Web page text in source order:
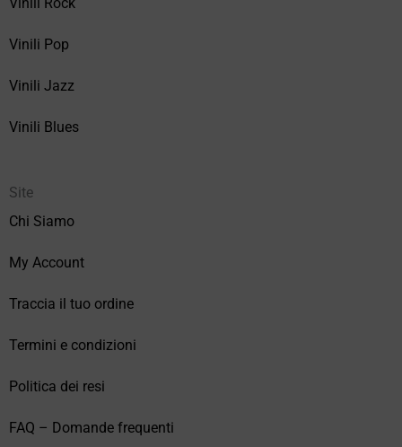
Vinili Pop
Vinili Jazz
Vinili Blues
Site
Chi Siamo
My Account
Traccia il tuo ordine
Termini e condizioni
Politica dei resi
FAQ – Domande frequenti